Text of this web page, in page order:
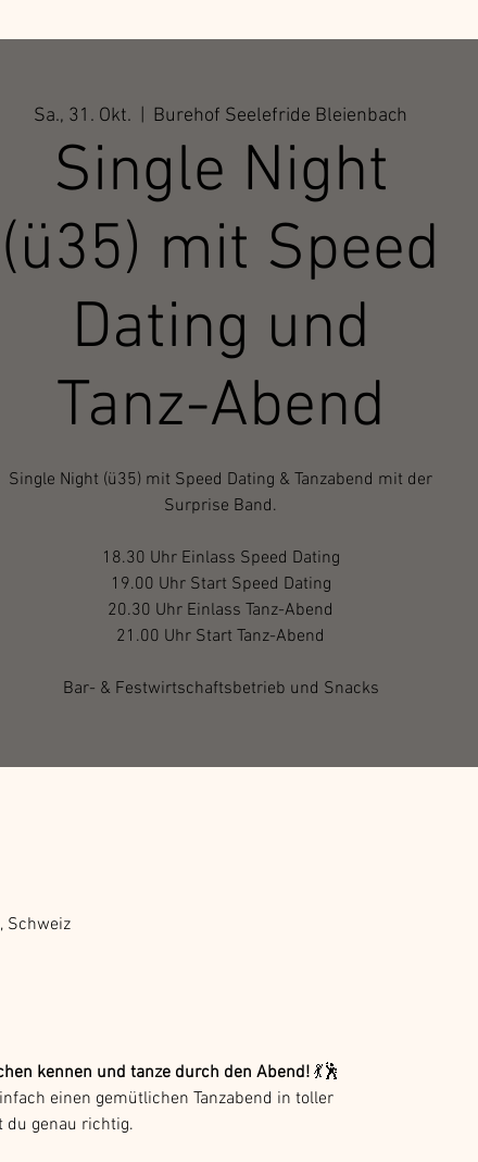
Sa., 31. Okt. Burehof Seelefride Bleienbach
Single Night
(ü35) mit Speed
Dating und
Tanz-Abend
Single Night (ü35) mit Speed Dating & Tanzabend mit der
Surprise Band.
18.30 Uhr Einlass Speed Dating
19.00 Uhr Start Speed Dating
20.30 Uhr Einlass Tanz-Abend
21.00 Uhr Start Tanz-Abend
Bar- & Festwirtschaftsbetrieb und Snacks
Schweiz
kennen und tanze durch den Abend! 💃🕺
einen gemütlichen Tanzabend in toller
du genau richtig.